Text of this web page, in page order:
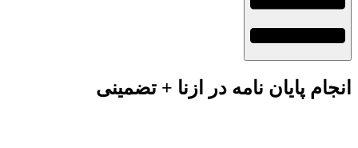
انجام پایان نامه در ازنا + تضمینی